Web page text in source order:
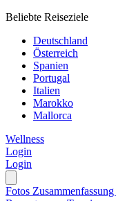
Beliebte Reiseziele
Deutschland
Österreich
Spanien
Portugal
Italien
Marokko
Mallorca
Wellness
Login
Login
Fotos Zusammenfassung